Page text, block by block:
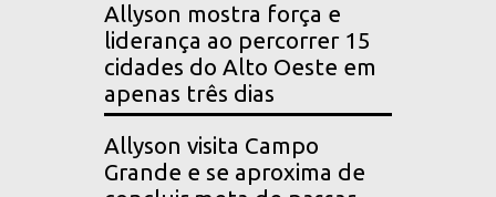
Allyson mostra força e
liderança ao percorrer 15
cidades do Alto Oeste em
apenas três dias
Allyson visita Campo
Grande e se aproxima de